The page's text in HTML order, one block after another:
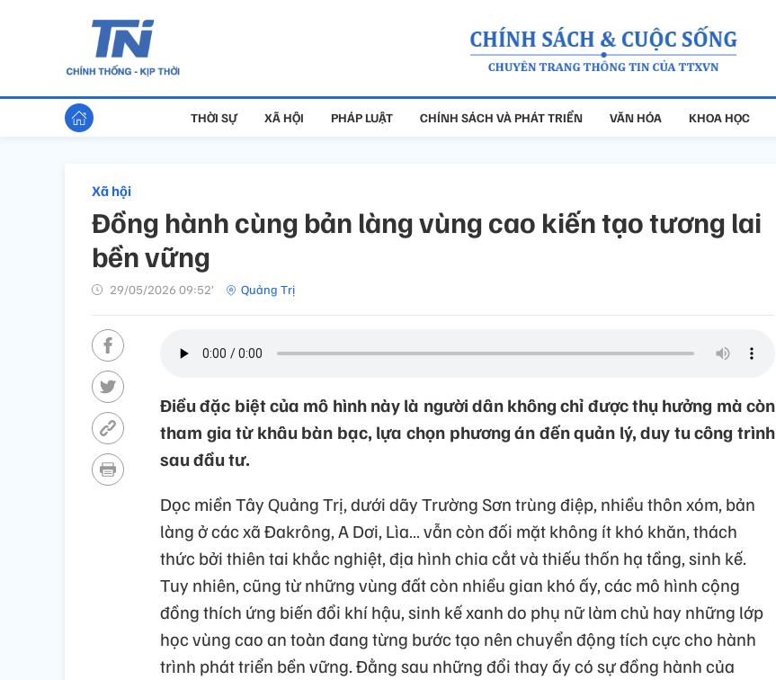
THỜI SỰ XÃ HỘI PHÁP LUẬT CHÍNH SÁCH VÀ PHÁT TRIỂN VĂN HÓA KHOA HỌC
Xã hội
Đồng hành cùng bản làng vùng cao kiến tạo tương lai
bền vững
29/05/2026 09:52’ Quảng Trị
Điều đặc biệt của mô hình này là người dân không chỉ được thụ hưởng mà còn
tham gia từ khâu bàn bạc, lựa chọn phương án đến quản lý, duy tu công trình
sau đầu tư.
Dọc miền Tây Quảng Trị, dưới dãy Trường Sơn trùng điệp, nhiều thôn xóm, bản
làng ở các xã Đakrông, A Dơi, Lìa… vẫn còn đối mặt không ít khó khăn, thách
thức bởi thiên tai khắc nghiệt, địa hình chia cắt và thiếu thốn hạ tầng, sinh kế.
Tuy nhiên, cũng từ những vùng đất còn nhiều gian khó ấy, các mô hình cộng
đồng thích ứng biến đổi khí hậu, sinh kế xanh do phụ nữ làm chủ hay những lớp
học vùng cao an toàn đang từng bước tạo nên chuyển động tích cực cho hành
trình phát triển bền vững. Đằng sau những đổi thay ấy có sự đồng hành của